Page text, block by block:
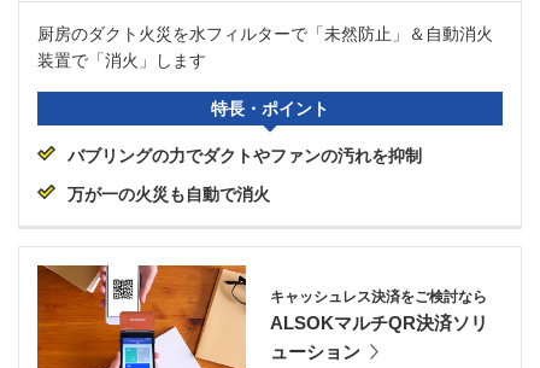
厨房のダクト火災を水フィルターで「未然防止」＆自動消火
装置で「消火」します
特長・ポイント
バブリングの力でダクトやファンの汚れを抑制
万が一の火災も自動で消火
キャッシュレス決済をご検討なら
ALSOKマルチQR決済ソリ
ューション